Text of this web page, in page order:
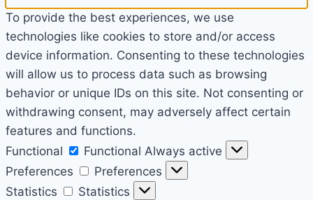
To provide the best experiences, we use
technologies like cookies to store and/or access
device information. Consenting to these technologies
will allow us to process data such as browsing
behavior or unique IDs on this site. Not consenting or
withdrawing consent, may adversely affect certain
features and functions.
Functional
Functional Always active
Preferences
Preferences
Statistics
Statistics